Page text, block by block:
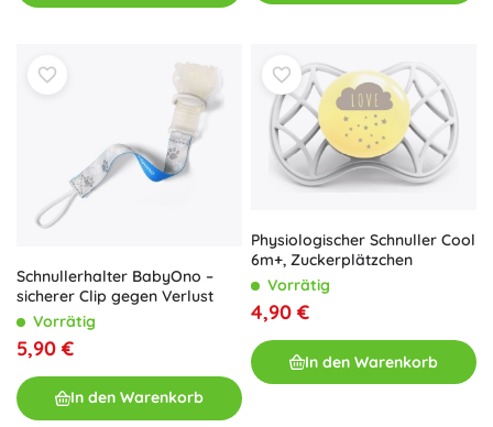
Schnullerhalter BabyOno –
sicherer Clip gegen Verlust
Vorrätig
5,90 €
In den Warenkorb
Physiologischer Schnuller Cool
6m+, Zuckerplätzchen
Vorrätig
4,90 €
In den Warenkorb